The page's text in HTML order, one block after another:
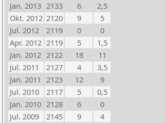
Jan. 2013 2133 6
2,5
Okt. 2012 2120 9
5
Jul. 2012
2119 0
0
Apr. 2012 2119 5
1,5
Jan. 2012 2122 18
11
Jul. 2011
2127 4
3,5
Jan. 2011 2123 12
9
Jul. 2010
2117 5
0,5
Jan. 2010 2128 6
0
Jul. 2009
2145 9
4